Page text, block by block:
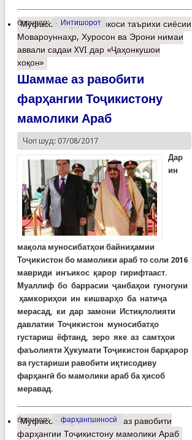
барчасп: Интишорот
Муфассалтаро Инъикоси таърихи сиёсии
Мовароуннаҳр, Хуросон ва Эрони нимаи
аввали садаи XVI дар «Ҷаҳонкушои
хоқон»
Шаммае аз равобити
фарҳангии Тоҷикистону
мамолики Араб
Чоп шуд: 07/08/2017
Дар
ин
мақола муносибатҳои байниҳамии
Тоҷикистон бо мамолики араб то соли 2016
мавриди инъикос қарор гирифтааст.
Муаллиф бо баррасии ҷанбаҳои гуногуни
ҳамкориҳои ин кишварҳо ба натиҷа
мерасад, ки дар замони Истиқлолияти
давлатии Тоҷикистон муносибатҳо
густариш ёфтанд, зеро яке аз самтҳои
фаъолияти Ҳукумати Тоҷикистон барқарор
ва густариши равобити иқтисодиву
фарҳангӣ бо мамолики араб ба ҳисоб
меравад.
барчасп: фарҳангшиносӣ
Муфассалтаро Шаммае аз равобити
фарҳангии Тоҷикистону мамолики Араб